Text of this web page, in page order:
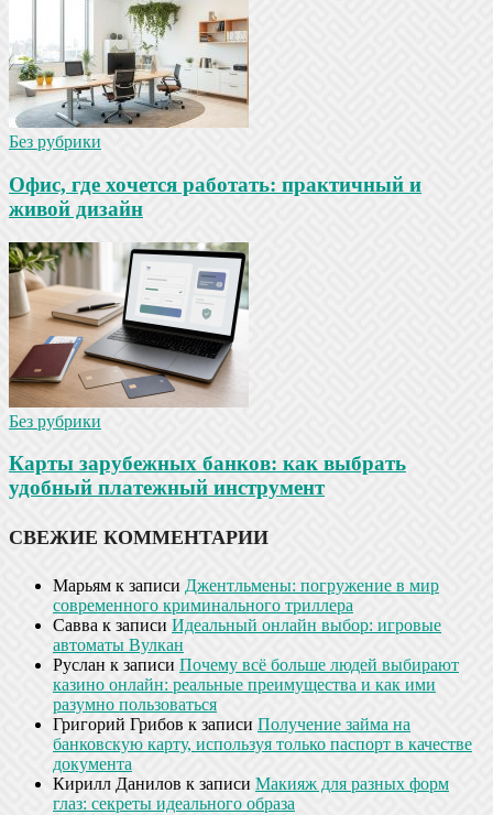
Без рубрики
Офис, где хочется работать: практичный и
живой дизайн
Без рубрики
Карты зарубежных банков: как выбрать
удобный платежный инструмент
СВЕЖИЕ КОММЕНТАРИИ
Марьям к записи Джентльмены: погружение в мир
современного криминального триллера
Савва к записи Идеальный онлайн выбор: игровые
автоматы Вулкан
Руслан к записи Почему всё больше людей выбирают
казино онлайн: реальные преимущества и как ими
разумно пользоваться
Григорий Грибов к записи Получение займа на
банковскую карту, используя только паспорт в качестве
документа
Кирилл Данилов к записи Макияж для разных форм
глаз: секреты идеального образа